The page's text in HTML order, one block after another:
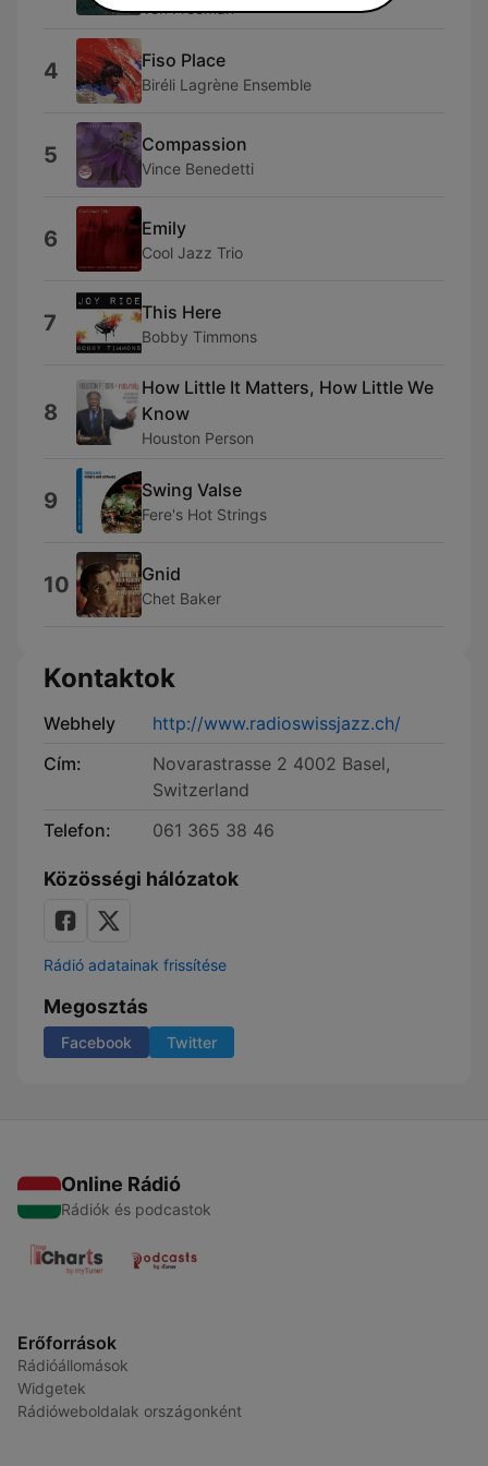
Von Freeman
4 Fiso Place
Biréli Lagrène Ensemble
5 Compassion
Vince Benedetti
6 Emily
Cool Jazz Trio
7 This Here
Bobby Timmons
8
How Little It Matters, How Little We
Know
Houston Person
9 Swing Valse
Fere's Hot Strings
10 Gnid
Chet Baker
Kontaktok
Webhely
http://www.radioswissjazz.ch/
Cím:
Novarastrasse 2 4002 Basel,
Switzerland
Telefon:
061 365 38 46
Közösségi hálózatok
Rádió adatainak frissítése
Megosztás
Facebook Twitter
Online Rádió
Rádiók és podcastok
Erőforrások
Rádióállomások
Widgetek
Rádióweboldalak országonként